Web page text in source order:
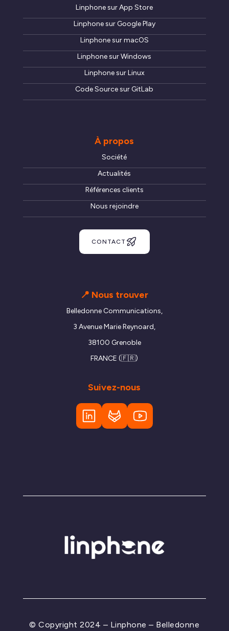
Linphone sur App Store
Linphone sur Google Play
Linphone sur macOS
Linphone sur Windows
Linphone sur Linux
Code Source sur GitLab
À propos
Société
Actualités
Références clients
Nous rejoindre
CONTACT
📍 Nous trouver
Belledonne Communications,
3 Avenue Marie Reynoard,
38100 Grenoble
FRANCE (🇫🇷)
Suivez-nous
© Copyright 2024 – Linphone – Belledonne